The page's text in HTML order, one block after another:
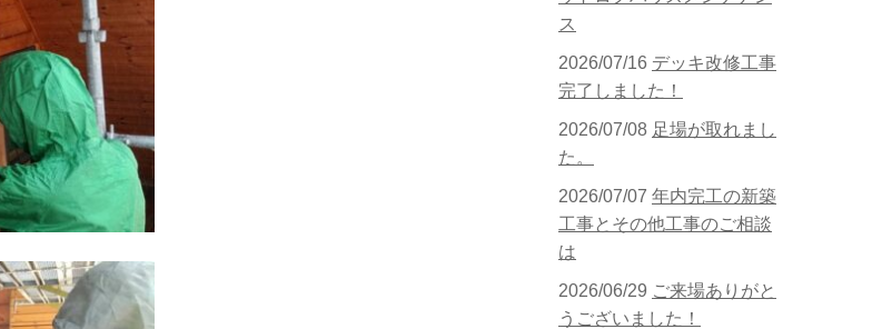
ス
2026/07/16 デッキ改修工事
完了しました！
2026/07/08 足場が取れまし
た。
2026/07/07 年内完工の新築
工事とその他工事のご相談
は
2026/06/29 ご来場ありがと
うございました！